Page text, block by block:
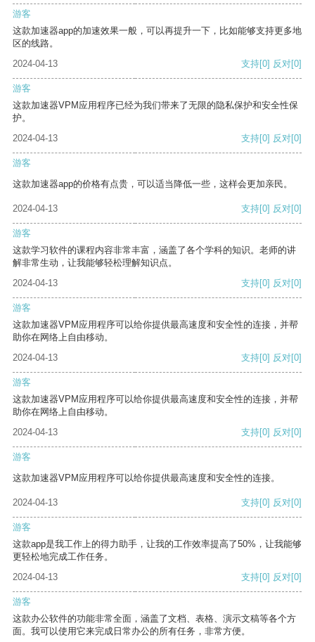
游客
这款加速器app的加速效果一般，可以再提升一下，比如能够支持更多地
区的线路。
2024-04-13
支持[0] 反对[0]
游客
这款加速器VPM应用程序已经为我们带来了无限的隐私保护和安全性保
护。
2024-04-13
支持[0] 反对[0]
游客
这款加速器app的价格有点贵，可以适当降低一些，这样会更加亲民。
2024-04-13 支持[0] 反对[0]
游客
这款学习软件的课程内容非常丰富，涵盖了各个学科的知识。老师的讲
解非常生动，让我能够轻松理解知识点。
2024-04-13
支持[0] 反对[0]
游客
这款加速器VPM应用程序可以给你提供最高速度和安全性的连接，并帮
助你在网络上自由移动。
2024-04-13
支持[0] 反对[0]
游客
这款加速器VPM应用程序可以给你提供最高速度和安全性的连接，并帮
助你在网络上自由移动。
2024-04-13
支持[0] 反对[0]
游客
这款加速器VPM应用程序可以给你提供最高速度和安全性的连接。
2024-04-13 支持[0] 反对[0]
游客
这款app是我工作上的得力助手，让我的工作效率提高了50%，让我能够
更轻松地完成工作任务。
2024-04-13
支持[0] 反对[0]
游客
这款办公软件的功能非常全面，涵盖了文档、表格、演示文稿等各个方
面。我可以使用它来完成日常办公的所有任务，非常方便。